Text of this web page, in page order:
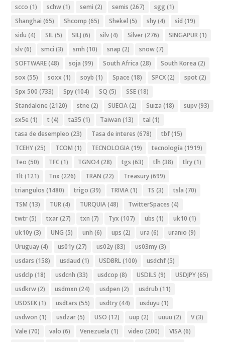
scco (1) schw(1) semi (2) semis (267) sgg (1)
Shanghai (65) Shcomp (65) Shekel (5) shy(4) sid (19)
sidu (4) SIL(5) SILJ (6) silv(4) Silver(276) SINGAPUR(1)
slv(6) smci (3) smh (10) snap (2) snow(7)
SOFTWARE(48) soja (99) South Africa (28) South Korea (2)
sox (55) soxx (1) soyb (1) Space (18) SPCX(2) spot (2)
Spx 500 (733) Spy(104) SQ (5) SSE(18)
Standalone (2120) stne (2) SUECIA(2) Suiza (18) supv(93)
sx5e (1) t (4) ta35 (1) Taiwan (13) tal (1)
tasa de desempleo (23) Tasa de interes (678) tbf(15)
TCEHY(25) TCOM (1) TECNOLOGIA(19) tecnología (1919)
Teo (50) TFC(1) TGNO4(28) tgs (63) tlh (38) tlry(1)
Tlt (121) Tnx (226) TRAN (22) Treasury(699)
triangulos (1480) trigo (39) TRIVIA(1) TS (3) tsla (70)
TSM (13) TUR(4) TURQUIA(48) TwitterSpaces (4)
twtr(5) txar(27) txn (7) Tyx (107) ubs (1) uk10 (1)
uk10y(3) UNG (5) unh (6) ups (2) ura (6) uranio (9)
Uruguay(4) us01y(27) us02y(83) us03my(3)
usdars (158) usdaud (1) USDBRL(100) usdchf(5)
usdclp (18) usdcnh (33) usdcop (8) USDILS (9) USDJPY(65)
usdkrw(2) usdmxn (24) usdpen (2) usdrub (11)
USDSEK(1) usdtars (55) usdtry(44) usduyu (1)
usdwon (1) usdzar(5) USO (12) uup (2) uuuu (2) V(3)
Vale (70) valo (6) Venezuela (1) video (200) VISA(6)